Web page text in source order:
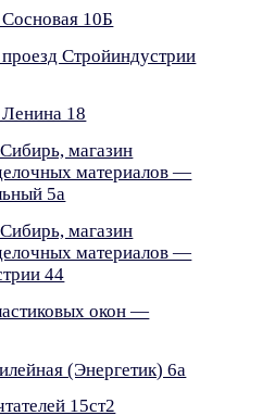
10Б
Стройиндустрии
18
магазин
материалов —
5а
магазин
материалов —
44
окон —
(Энергетик) 6а
15ст2